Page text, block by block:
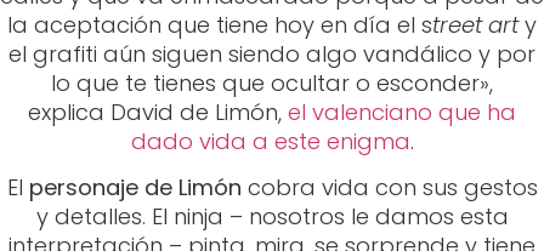
El personaje de Limóncobra vida con sus gestos
y detalles. El ninja – nosotros le damos esta
interpretación – pinta, mira, se sorprende y tiene
sentimientos. «¡¿Cómo?!» Sí, sí, también tiene su
corazoncito, que se representa dentro de un
círculo blanco en el centro de su cuerpo, y con el
que también transmite estados de ánimo de su
autor a la hora de pintarlo.